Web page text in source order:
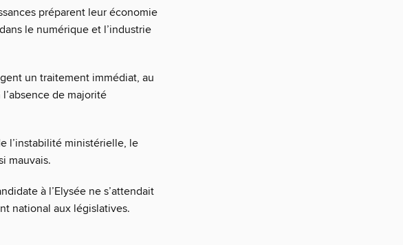
préparent leur économie
le numérique et l’industrie
un traitement immédiat, au
de majorité
l’instabilité ministérielle, le
mauvais.
à l’Elysée ne s’attendait
national aux législatives.